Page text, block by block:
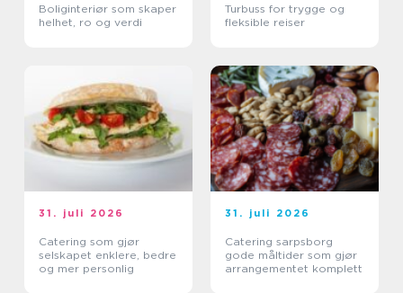
Boliginteriør som skaper
helhet, ro og verdi
Turbuss for trygge og
fleksible reiser
31. juli 2026
Catering som gjør
selskapet enklere, bedre
og mer personlig
31. juli 2026
Catering sarpsborg
gode måltider som gjør
arrangementet komplett